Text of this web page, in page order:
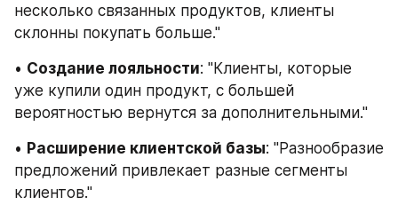
несколько связанных продуктов, клиенты
склонны покупать больше."
• Создание лояльности: "Клиенты, которые
уже купили один продукт, с большей
вероятностью вернутся за дополнительными."
• Расширение клиентской базы: "Разнообразие
предложений привлекает разные сегменты
клиентов."